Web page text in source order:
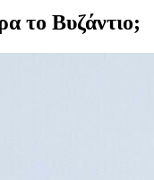
το Βυζάντιο;